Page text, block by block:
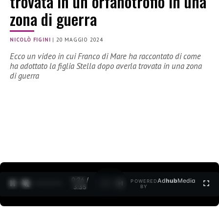
zona di guerra
NICOLÒ FIGINI | 20 MAGGIO 2024
Ecco un video in cui Franco di Mare ha raccontato di come
ha adottato la figlia Stella dopo averla trovata in una zona
di guerra
0:27 /
3:35
POWERED
BY
AdhubMedia